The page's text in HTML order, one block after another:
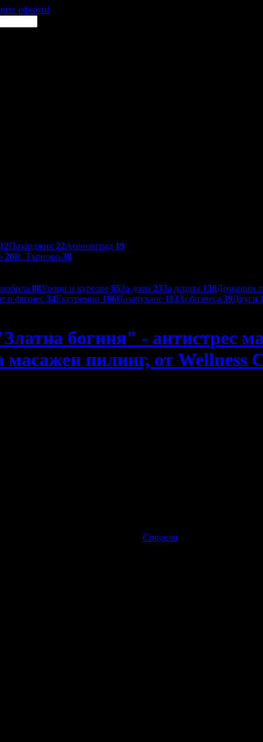
оферти!
12Пазарджик 22Асеновград 19
20В. Търново 38
88Уроци и курсове 85За дома 23За децата 138Домашни
и фитнес 34Екстремни 106Пазаруване 113За бизнеса 39Други
богиня" - антистрес
пилинг, от Wellness
Сподели